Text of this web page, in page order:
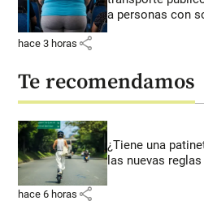
a personas con
hace 3 horas share
Te recomendamos
¿Tiene una
las nuevas
hace 6 horas share